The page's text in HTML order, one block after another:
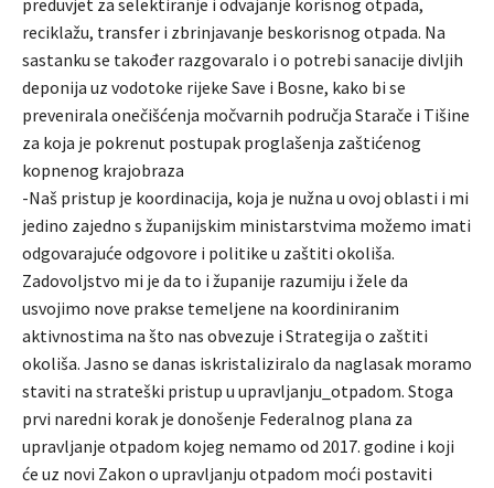
preduvjet za selektiranje i odvajanje korisnog otpada,
reciklažu, transfer i zbrinjavanje beskorisnog otpada. Na
sastanku se također razgovaralo i o potrebi sanacije divljih
deponija uz vodotoke rijeke Save i Bosne, kako bi se
prevenirala onečišćenja močvarnih područja Starače i Tišine
za koja je pokrenut postupak proglašenja zaštićenog
kopnenog krajobraza
-Naš pristup je koordinacija, koja je nužna u ovoj oblasti i mi
jedino zajedno s županijskim ministarstvima možemo imati
odgovarajuće odgovore i politike u zaštiti okoliša.
Zadovoljstvo mi je da to i županije razumiju i žele da
usvojimo nove prakse temeljene na koordiniranim
aktivnostima na što nas obvezuje i Strategija o zaštiti
okoliša. Jasno se danas iskristaliziralo da naglasak moramo
staviti na strateški pristup u upravljanju_otpadom. Stoga
prvi naredni korak je donošenje Federalnog plana za
upravljanje otpadom kojeg nemamo od 2017. godine i koji
će uz novi Zakon o upravljanju otpadom moći postaviti